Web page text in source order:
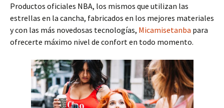
Productos oficiales NBA, los mismos que utilizan las
estrellas en la cancha, fabricados en los mejores materiales
y con las más novedosas tecnologías, Micamisetanba para
ofrecerte máximo nivel de confort en todo momento.